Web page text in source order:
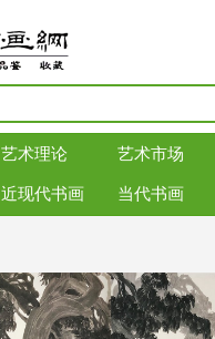
艺术理论 艺术市场
近现代书画 当代书画